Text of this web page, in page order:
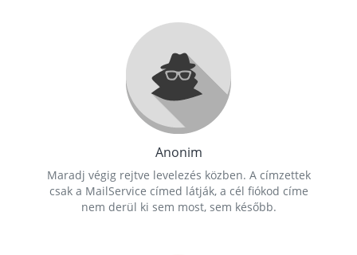
Anonim
Maradj végig rejtve levelezés közben. A címzettek
csak a MailService címed látják, a cél fiókod címe
nem derül ki sem most, sem később.